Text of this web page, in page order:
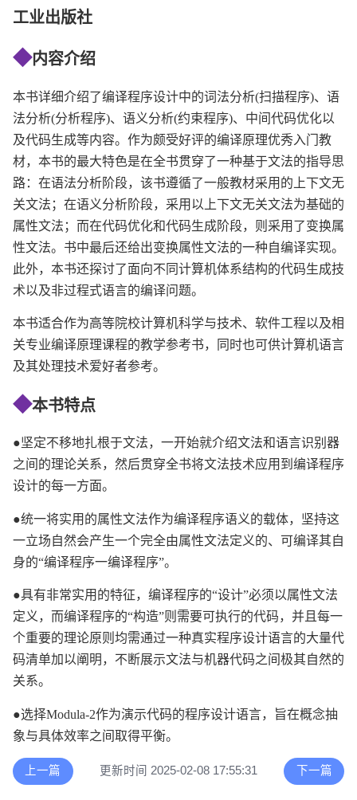
工业出版社
◆内容介绍
本书详细介绍了编译程序设计中的词法分析(扫描程序)、语
法分析(分析程序)、语义分析(约束程序)、中间代码优化以
及代码生成等内容。作为颇受好评的编译原理优秀入门教
材，本书的最大特色是在全书贯穿了一种基于文法的指导思
路：在语法分析阶段，该书遵循了一般教材采用的上下文无
关文法；在语义分析阶段，采用以上下文无关文法为基础的
属性文法；而在代码优化和代码生成阶段，则采用了变换属
性文法。书中最后还给出变换属性文法的一种自编译实现。
此外，本书还探讨了面向不同计算机体系结构的代码生成技
术以及非过程式语言的编译问题。
本书适合作为高等院校计算机科学与技术、软件工程以及相
关专业编译原理课程的教学参考书，同时也可供计算机语言
及其处理技术爱好者参考。
◆本书特点
●坚定不移地扎根于文法，一开始就介绍文法和语言识别器
之间的理论关系，然后贯穿全书将文法技术应用到编译程序
设计的每一方面。
●统一将实用的属性文法作为编译程序语义的载体，坚持这
一立场自然会产生一个完全由属性文法定义的、可编译其自
身的“编译程序一编译程序”。
●具有非常实用的特征，编译程序的“设计”必须以属性文法
定义，而编译程序的“构造”则需要可执行的代码，并且每一
个重要的理论原则均需通过一种真实程序设计语言的大量代
码清单加以阐明，不断展示文法与机器代码之间极其自然的
关系。
●选择Modula-2作为演示代码的程序设计语言，旨在概念抽
象与具体效率之间取得平衡。
上一篇 更新时间 2025-02-08 17:55:31 下一篇